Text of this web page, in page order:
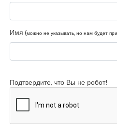
Имя (можно не указывать, но нам будет
Подтвердите, что Вы не робот!